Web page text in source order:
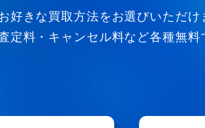
好きな買取方法をお選びいただけ
定料・キャンセル料など各種無料